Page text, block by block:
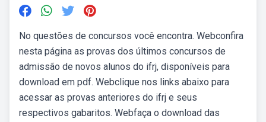
No questões de concursos você encontra. Webconfira
nesta página as provas dos últimos concursos de
admissão de novos alunos do ifrj, disponíveis para
download em pdf. Webclique nos links abaixo para
acessar as provas anteriores do ifrj e seus
respectivos gabaritos. Webfaça o download das